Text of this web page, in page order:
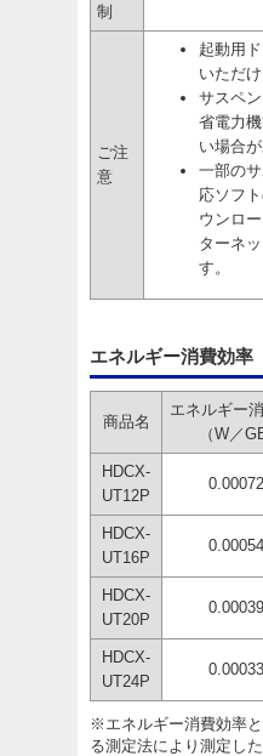
制
ご注
意
起動用
いただけ
サスペ
省電力
い場合が
一部の
応ソフ
ウンロ
ターネ
す。
エネルギー消費効率
商品名
エネルギー
（W／
HDCX-
UT12P
HDCX-
UT16P
HDCX-
UT20P
HDCX-
UT24P
※エネルギー消費効率
る測定法により測定し